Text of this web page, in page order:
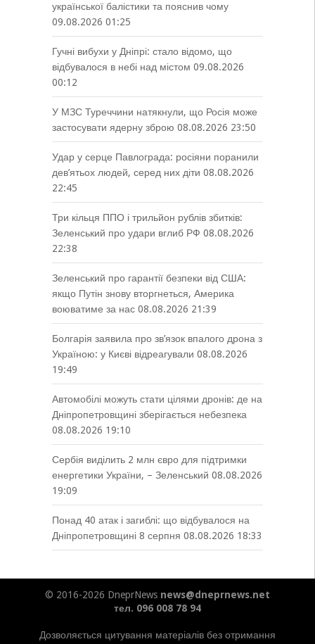
української балістики та пояснив чому
09.08.2026 01:25
Гучні вибухи у Дніпрі: стало відомо, що
відбувалося в небі над містом 09.08.2026
00:12
У МЗС Туреччини натякнули, що Росія може
застосувати ядерну зброю 08.08.2026 23:50
Удар у серце Павлограда: росіяни поранили
дев’ятьох людей, серед них діти 08.08.2026
22:45
Три кільця ППО і трильйон рублів збитків:
Зеленський про удари вглиб РФ 08.08.2026
22:38
Зеленський про гарантії безпеки від США:
якщо Путін знову вторгнеться, Америка
воюватиме за нас 08.08.2026 21:39
Болгарія заявила про зв’язок впалого дрона з
Україною: у Києві відреагували 08.08.2026
19:49
Автомобілі можуть стати цілями дронів: де на
Дніпропетровщині зберігається небезпека
08.08.2026 19:10
Сербія виділить 2 млн євро для підтримки
енергетики України, – Зеленський 08.08.2026
19:09
Понад 40 атак і загиблі: що відбувалося на
Дніпропетровщині 8 серпня 08.08.2026 18:33
© 2016-2026 DneprNews news@dneprnews.net
тел. 096 008 78 94
Дозволяється цитування матеріалів без отримання